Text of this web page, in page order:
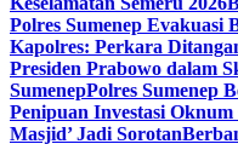
Polres Sumenep Evakuasi
Kapolres: Perkara
Presiden Prabowo dalam
SumenepPolres Sumenep
Penipuan Investasi
Masjid’ Jadi Sorotan